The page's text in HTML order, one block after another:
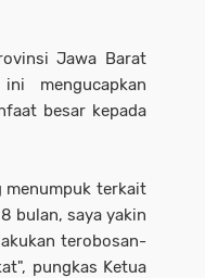
Jawa Barat
ini mengucapkan
besar kepada
menumpuk terkait
bulan, saya yakin
terobosan-
pungkas Ketua